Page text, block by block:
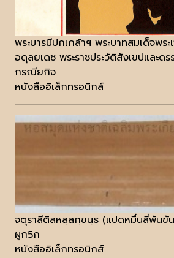
พระบารมีปกเกล้าฯ พระบาทสมเด็จพร
อดุลยเดช พระราชประวัติสังเขปและดร
กรณียกิจ
หนังสืออิเล็กทรอนิกส์
จตุราสีติสหสฺสกฺขนฺธ (แปดหมื่นสี่พันขั
ผูก5ก
หนังสืออิเล็กทรอนิกส์